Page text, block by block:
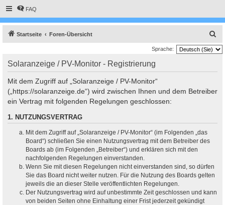
FAQ
Startseite Foren-Übersicht
u
Sprache:
Solaranzeige / PV-Monitor - Registrierung
Mit dem Zugriff auf „Solaranzeige / PV-Monitor“
(„https://solaranzeige.de“) wird zwischen Ihnen und dem Betreiber
ein Vertrag mit folgenden Regelungen geschlossen:
1. NUTZUNGSVERTRAG
Mit dem Zugriff auf „Solaranzeige / PV-Monitor“ (im Folgenden „das
Board“) schließen Sie einen Nutzungsvertrag mit dem Betreiber des
Boards ab (im Folgenden „Betreiber“) und erklären sich mit den
nachfolgenden Regelungen einverstanden.
Wenn Sie mit diesen Regelungen nicht einverstanden sind, so dürfen
Sie das Board nicht weiter nutzen. Für die Nutzung des Boards gelten
jeweils die an dieser Stelle veröffentlichten Regelungen.
Der Nutzungsvertrag wird auf unbestimmte Zeit geschlossen und kann
von beiden Seiten ohne Einhaltung einer Frist jederzeit gekündigt